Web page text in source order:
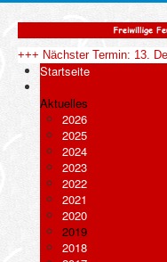
+++ Nächster Termin: 13.
Startseite
Aktuelles
2026
2025
2024
2023
2022
2021
2020
2019
2018